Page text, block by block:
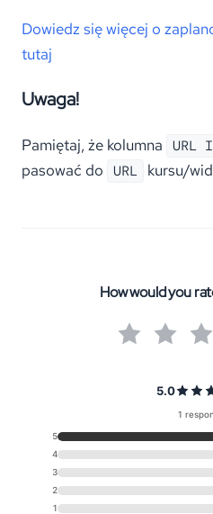
Dowiedz się więcej o
tutaj
Uwaga!
Pamiętaj, że kolumna URL
pasować do URL kursu/
How would you
5.0
1
5
4
3
2
1